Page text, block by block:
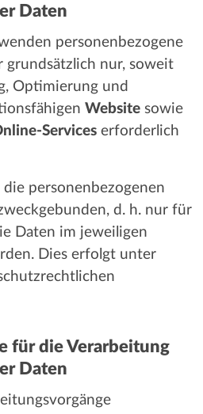
Daten
personenbezogene
grundsätzlich nur, soweit
Optimierung und
Website sowie
Services erforderlich
personenbezogenen
d. h. nur für
Daten im jeweiligen
Dies erfolgt unter
für die Verarbeitung
Daten